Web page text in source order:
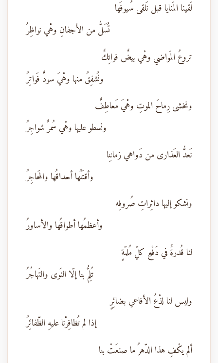
لَقينا المَنايا قبل نَلقى سُيوفَها
تُسَلُّ من الأجفانِ وهْي نواظِرُ
تروعُ المَواضي وهْي بيضٌ فواتِكٌ
ونُشفِقُ منها وهْيَ سودٌ فَواتِرُ
ونخشى رِماحَ الموتِ وهْيَ مَعاطِفٌ
ونسطو عليها وهْي سُمرٌ شواجِرُ
نَعدُّ العَذارى من دَواهي زمانِنا
وأقتَلُها أحداقُها والمَحاجِرُ
ونشكو إليها دائِراتِ صُروفِه
وأعظمُها أطواقُها والأساورُ
لنا قُدرةٌ في دَفْعِ كلِّ مُلمّةٍ
تُلِمُّ بنا إلّا النَوى والتَهاجُرُ
وليس لنا لذْعُ الأفاعي بضائِرٍ
إذا لم تُظافِرْنا عليهِ الظّفائِرُ
ألم يكْفِ هذا الدّهرُ ما صنعَتْ بنا